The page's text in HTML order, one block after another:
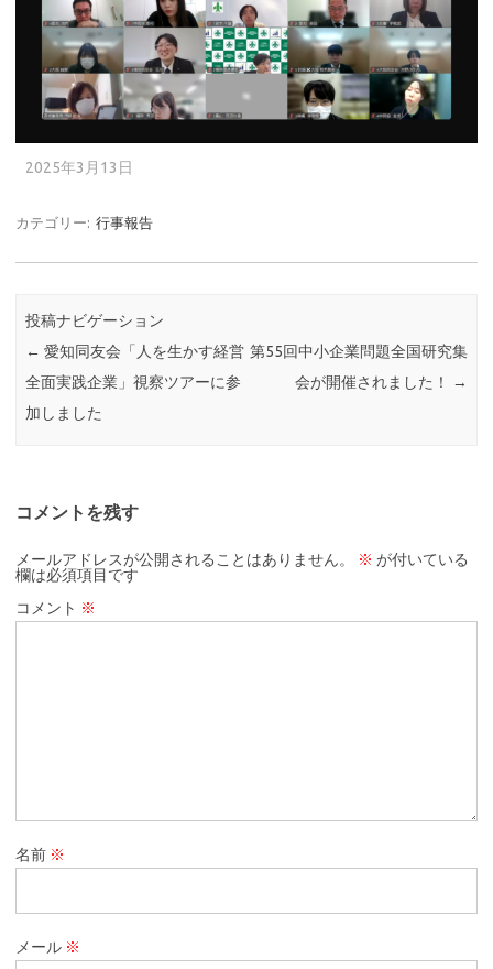
2025年3月13日
カテゴリー: 行事報告
投稿ナビゲーション
← 愛知同友会「人を生かす経営
全面実践企業」視察ツアーに参
加しました
第55回中小企業問題全国研究集
会が開催されました！
→
コメントを残す
メールアドレスが公開されることはありません。 ※ が付いている
欄は必須項目です
コメント ※
名前 ※
メール ※